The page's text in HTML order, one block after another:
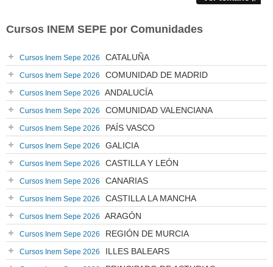
Cursos INEM SEPE por Comunidades
Cursos Inem Sepe 2026 CATALUÑA
Cursos Inem Sepe 2026 COMUNIDAD DE MADRID
Cursos Inem Sepe 2026 ANDALUCÍA
Cursos Inem Sepe 2026 COMUNIDAD VALENCIANA
Cursos Inem Sepe 2026 PAÍS VASCO
Cursos Inem Sepe 2026 GALICIA
Cursos Inem Sepe 2026 CASTILLA Y LEÓN
Cursos Inem Sepe 2026 CANARIAS
Cursos Inem Sepe 2026 CASTILLA LA MANCHA
Cursos Inem Sepe 2026 ARAGÓN
Cursos Inem Sepe 2026 REGIÓN DE MURCIA
Cursos Inem Sepe 2026 ILLES BALEARS